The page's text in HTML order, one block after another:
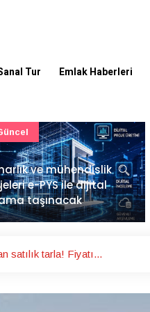
Tur Emlak Haberleri
Suite Türkiye'de
Ev Sistemleri
satılık tarla! Fiyatı...